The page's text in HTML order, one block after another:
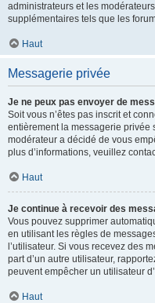
administrateurs et les
supplémentaires tels que les
Haut
Messagerie privée
Je ne peux pas envoyer de
Soit vous n’êtes pas inscrit et
entièrement la messagerie privée
modérateur a décidé de vous
plus d’informations, veuillez
Haut
Je continue à recevoir des
Vous pouvez supprimer
en utilisant les règles de
l’utilisateur. Si vous recevez des
part d’un autre utilisateur,
peuvent empêcher un utilisateur
Haut